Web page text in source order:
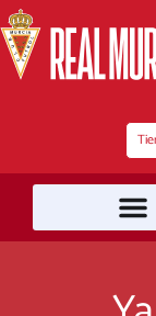
al
contenido